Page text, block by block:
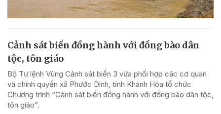
Cảnh sát biển đồng hành với đồng bào dân
tộc, tôn giáo
Bộ Tư lệnh Vùng Cảnh sát biển 3 vừa phối hợp các cơ quan
và chính quyền xã Phước Dinh, tỉnh Khánh Hòa tổ chức
Chương trình “Cảnh sát biển đồng hành với đồng bào dân tộc,
tôn giáo”.